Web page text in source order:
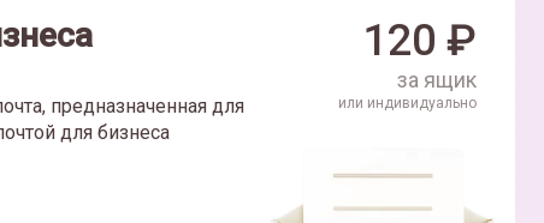
предназначенная для
для бизнеса
120 ₽
за ящик
или индивидуально